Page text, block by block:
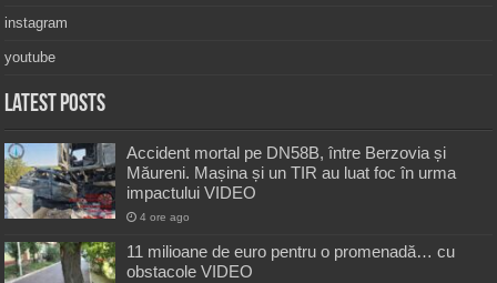
instagram
youtube
Latest Posts
Accident mortal pe DN58B, între Berzovia și
Măureni. Mașina și un TIR au luat foc în urma
impactului VIDEO
4 ore ago
11 milioane de euro pentru o promenadă… cu
obstacole VIDEO